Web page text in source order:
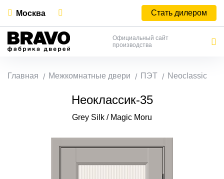
Москва Стать дилером
Официальный сайт
производства
Главная Межкомнатные двери ПЭТ Neoclassic
Неоклассик-35
Grey Silk / Magic Moru